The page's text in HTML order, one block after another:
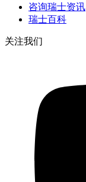
咨询瑞士资讯
瑞士百科
关注我们